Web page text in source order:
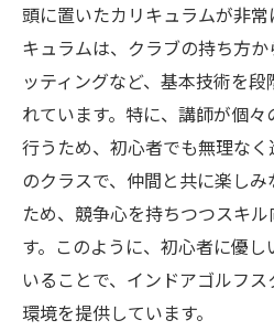
頭に置いたカリキュラムが非
キュラムは、クラブの持ち方
ッティングなど、基本技術を
れています。特に、講師が個
行うため、初心者でも無理な
のクラスで、仲間と共に楽し
ため、競争心を持ちつつスキ
す。このように、初心者に優
いることで、インドアゴルフ
環境を提供しています。